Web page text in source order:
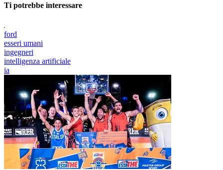
Ti potrebbe interessare
ford
esseri umani
ingegneri
intelligenza artificiale
ia